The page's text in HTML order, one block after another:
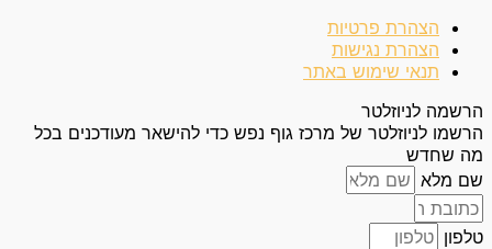
הצהרת פרטיות
הצהרת נגישות
תנאי שימוש באתר
הרשמה לניוזלטר
הרשמו לניוזלטר של מרכז גוף נפש כדי להישאר מעודכנים בכל
מה שחדש
שם מלא
טלפון